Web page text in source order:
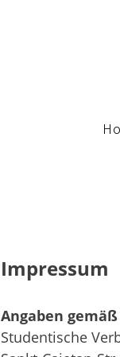
Impressum
Angaben gemäß
Studentische